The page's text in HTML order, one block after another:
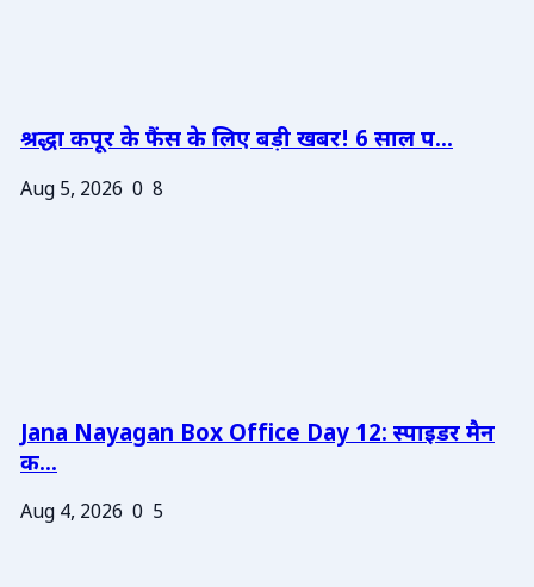
श्रद्धा कपूर के फैंस के लिए बड़ी खबर! 6 साल प...
Aug 5, 2026 0 8
Jana Nayagan Box Office Day 12: स्पाइडर मैन
क...
Aug 4, 2026 0 5